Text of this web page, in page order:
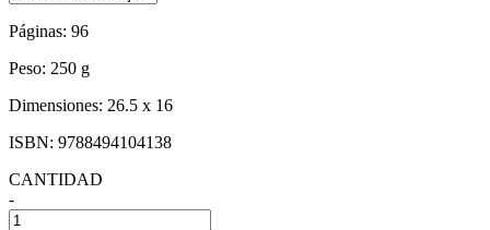
Páginas: 96
Peso: 250 g
Dimensiones: 26.5 x 16
ISBN: 9788494104138
CANTIDAD
-